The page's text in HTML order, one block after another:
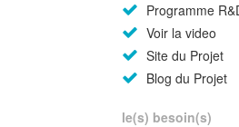
Programme
Voir la video
Site du Projet
Blog du Projet
le(s) besoin(s)